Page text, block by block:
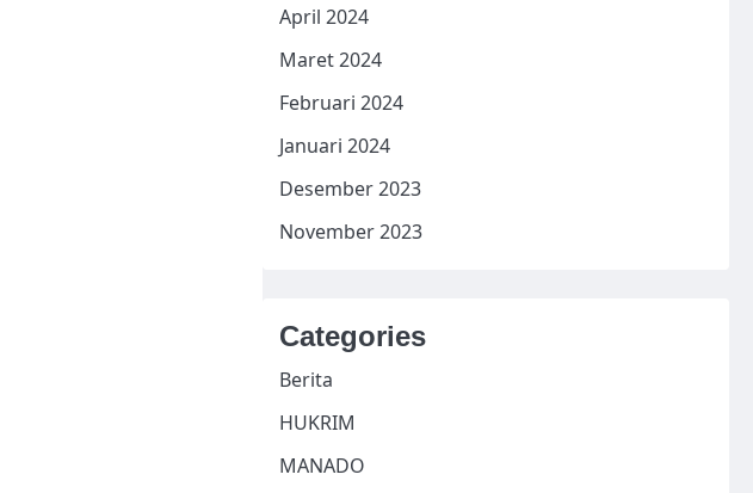
April 2024
Maret 2024
Februari 2024
Januari 2024
Desember 2023
November 2023
Categories
Berita
HUKRIM
MANADO